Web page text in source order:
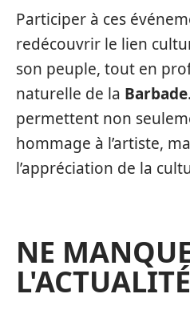
Participer à ces
redécouvrir le lien
son peuple, tout en
naturelle de la Barbade
permettent non
hommage à l’artiste,
l’appréciation de la
NE
L'ACTUALITÉ